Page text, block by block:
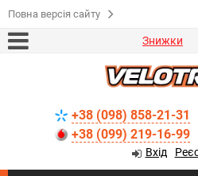
Повна версія сайту
Знижки
+38 (098) 858-21-31
+38 (099) 219-16-99
Вхід